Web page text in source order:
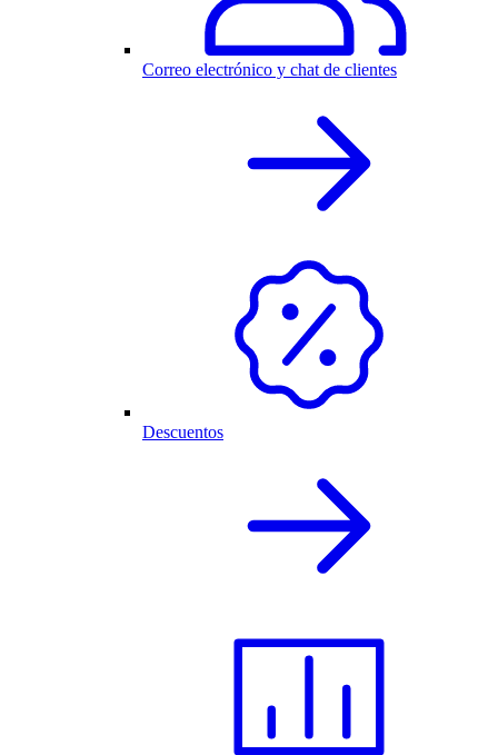
Correo electrónico y chat de clientes
Descuentos